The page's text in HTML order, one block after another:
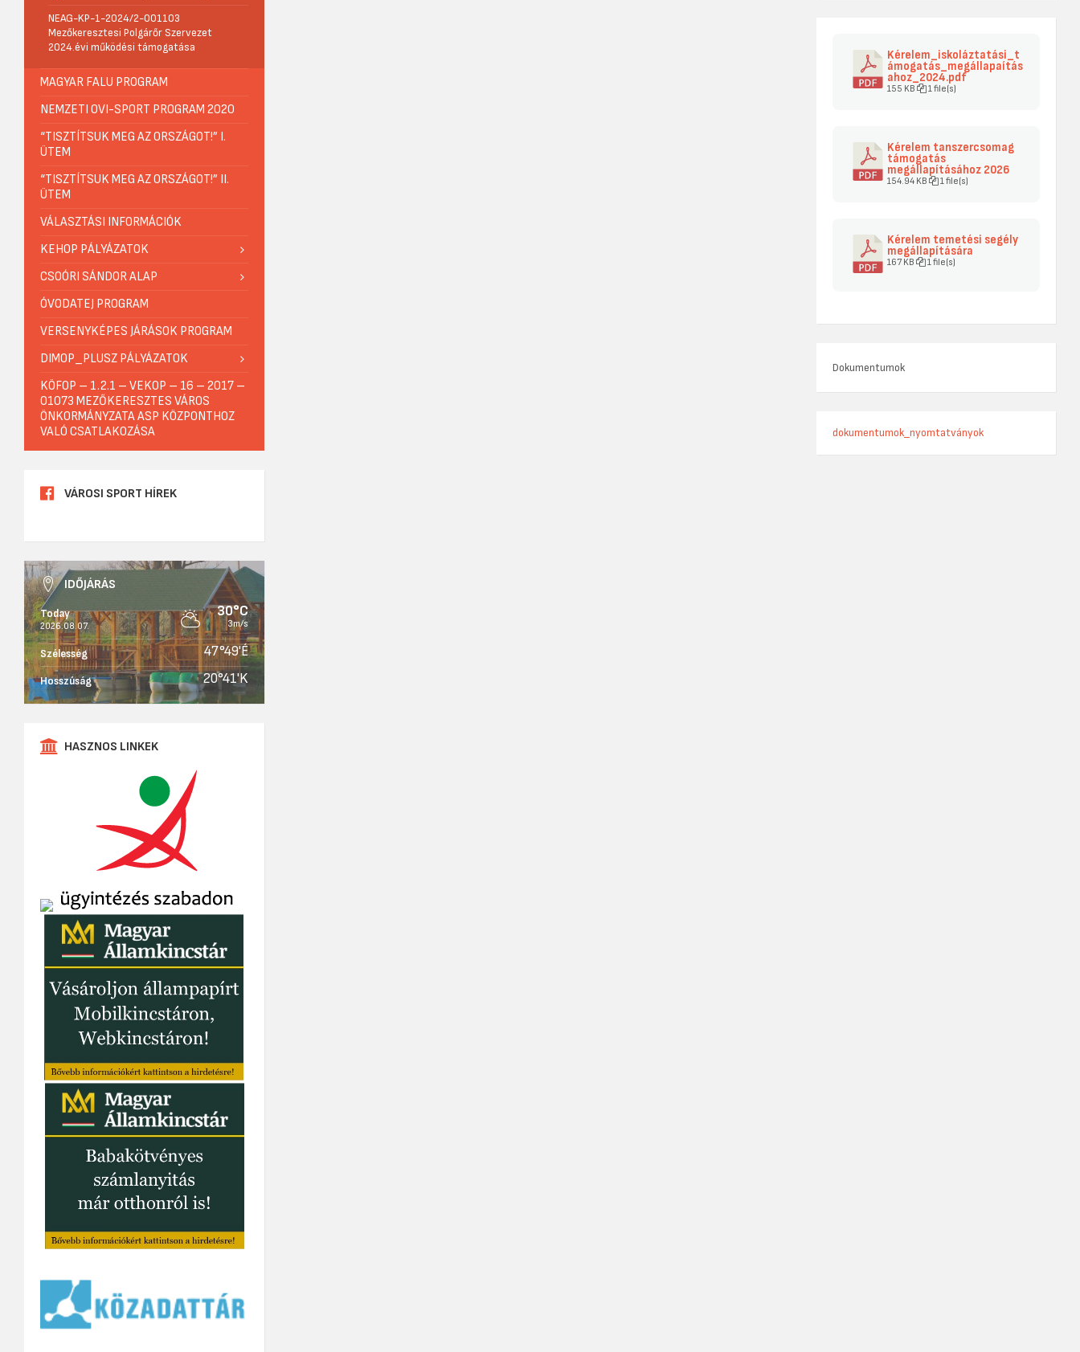
NEAG-KP-1-2024/2-001103
Mezőkeresztesi Polgárőr Szervezet
2024.évi működési támogatása
MAGYAR FALU PROGRAM
NEMZETI OVI-SPORT PROGRAM 2020
“TISZTÍTSUK MEG AZ ORSZÁGOT!” I.
ÜTEM
“TISZTÍTSUK MEG AZ ORSZÁGOT!” II.
ÜTEM
VÁLASZTÁSI INFORMÁCIÓK
KEHOP PÁLYÁZATOK
CSOÓRI SÁNDOR ALAP
ÓVODATEJ PROGRAM
VERSENYKÉPES JÁRÁSOK PROGRAM
DIMOP_PLUSZ PÁLYÁZATOK
KÖFOP – 1.2.1 – VEKOP – 16 – 2017 –
01073 MEZŐKERESZTES VÁROS
ÖNKORMÁNYZATA ASP KÖZPONTHOZ
VALÓ CSATLAKOZÁSA
VÁROSI SPORT HÍREK
IDŐJÁRÁS
Today
2026.08.07.
30°C
3m/s
Szélesség 47°49'É
Hosszúság 20°41'K
HASZNOS LINKEK
Kérelem_iskoláztatási_t
ámogatás_megállapaítás
ahoz_2024.pdf
155 KB 1 file(s)
Kérelem tanszercsomag
támogatás
megállapításához 2026
154.94 KB 1 file(s)
Kérelem temetési segély
megállapítására
167 KB 1 file(s)
Dokumentumok
dokumentumok_nyomtatványok